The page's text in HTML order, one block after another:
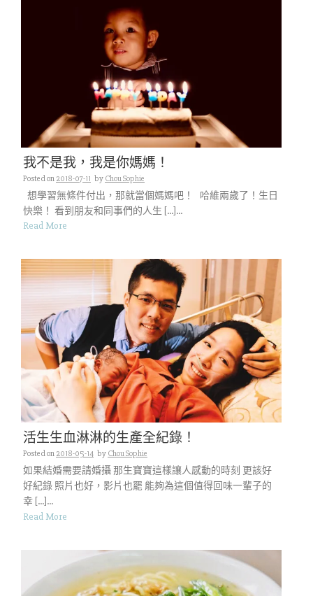
我不是我，我是你媽媽！
Posted on 2018-07-11 by Chou Sophie
想學習無條件付出，那就當個媽媽吧！ 哈維兩歲了！生日
快樂！ 看到朋友和同事們的人生 […]...
Read More
活生生血淋淋的生產全紀錄！
Posted on 2018-05-14 by Chou Sophie
如果結婚需要請婚攝 那生寶寶這樣讓人感動的時刻 更該好
好紀錄 照片也好，影片也罷 能夠為這個值得回味一輩子的
幸 […]...
Read More